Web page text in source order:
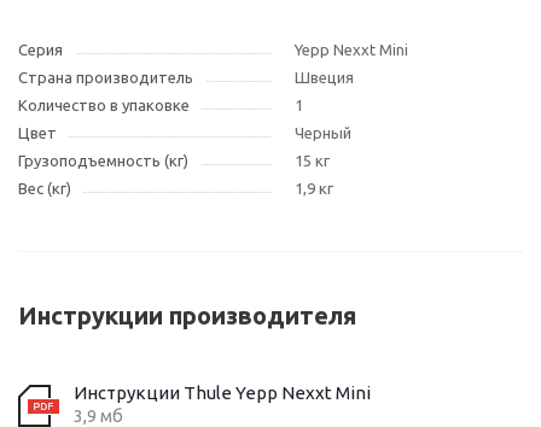
Серия
Yepp Nexxt Mini
Страна производитель
Швеция
Количество в упаковке
1
Цвет
Черный
Грузоподъемность (кг)
15 кг
Вес (кг)
1,9 кг
Инструкции производителя
Инструкции Thule Yepp Nexxt Mini
3,9 мб